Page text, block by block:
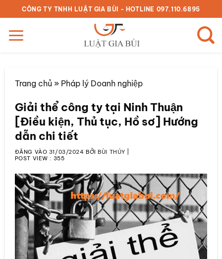
qua
nội
dung
CÔNG TY TNHH LUẬT GIA BÙI - HOTLINE 097.110.6895
Trang chủ» Pháp lý Doanh nghiệp
Giải thể công ty tại Ninh Thuận
[Điều kiện, Thủ tục, Hồ sơ] Hướng
dẫn chi tiết
ĐĂNG VÀO 31/03/2024 BỞIBÙI THÚY
POST VIEW : 355